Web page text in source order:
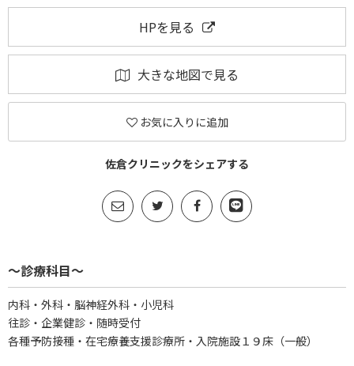
HPを見る
大きな地図で見る
お気に入りに追加
佐倉クリニックをシェアする
～診療科目～
内科・外科・脳神経外科・小児科
往診・企業健診・随時受付
各種予防接種・在宅療養支援診療所・入院施設１９床（一般）